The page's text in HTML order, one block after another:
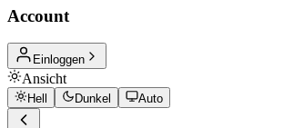
Account
Einloggen
Ansicht
Hell Dunkel Auto